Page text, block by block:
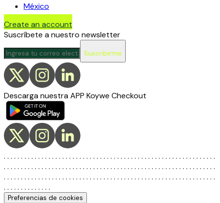
México
Create an account
Suscríbete a nuestro newsletter
Suscribirme
Descarga nuestra APP Koywe Checkout
. . . . . . . . . . . . . . . . . . . . . . . . . . . . . . . . . . . . . . . . . . . . . . . . . . . . . . . . . . . . . .
. . . . . . . . . . . . . . . . . . . . . . . . . . . . . . . . . . . . . . . . . . . . . . . . . . . . . . . . . . . . . .
. . . . . . . . . . . . . . . . . . . . . . . . . . . . . . . . . . . . . . . . . . . . . . . . . . . . . . . . . . . . . .
. . . . . . . . . . . . . .
Preferencias de cookies